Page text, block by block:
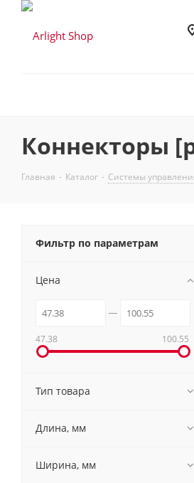
Коннекторы
Главная - Каталог - Системы
Фильтр по параметрам
Цена
47.38 100.55
Тип товара
Длина, мм
Ширина, мм